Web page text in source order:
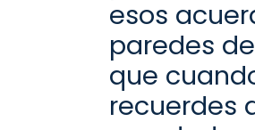
esos
paredes
que
recuerdes